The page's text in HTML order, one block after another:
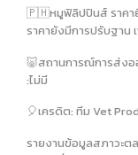
🇵🇭หมูฟิลิปปินส์ ราคา
ราคายังมีการปรับฐา
🐷สถานการณ์การส่งอ
:ไม่มี
🎈เครดิต: ทีม Vet
รายงานข้อมูลสภาวะ